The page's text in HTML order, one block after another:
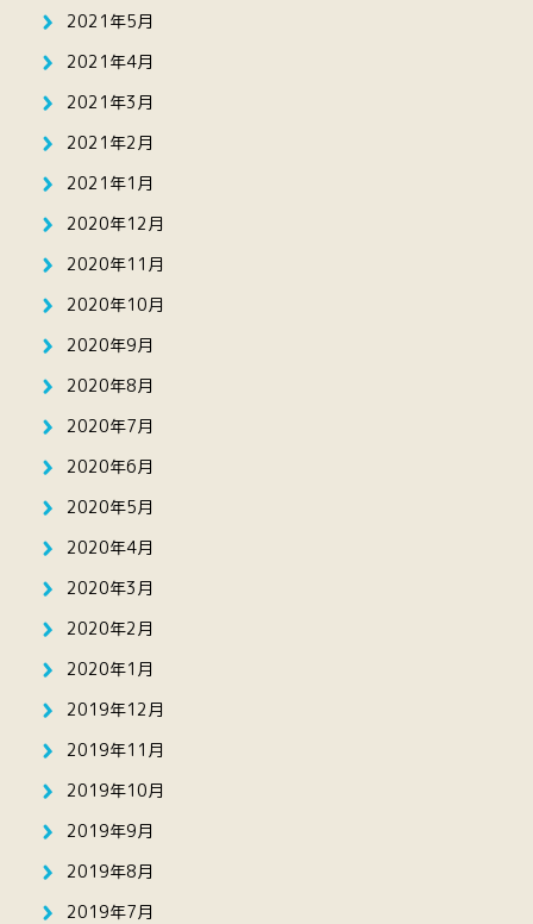
2021年5月
2021年4月
2021年3月
2021年2月
2021年1月
2020年12月
2020年11月
2020年10月
2020年9月
2020年8月
2020年7月
2020年6月
2020年5月
2020年4月
2020年3月
2020年2月
2020年1月
2019年12月
2019年11月
2019年10月
2019年9月
2019年8月
2019年7月